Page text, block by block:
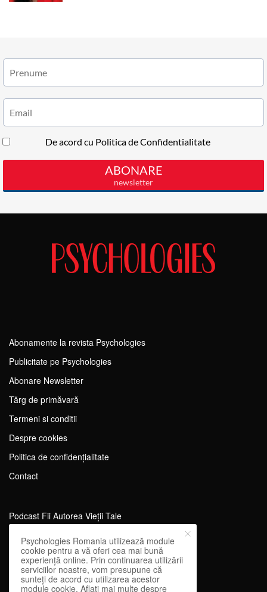
Abonamente la revista Psychologies
Publicitate pe Psychologies
Abonare Newsletter
Tărg de primăvară
Termeni si conditii
Despre cookies
Politica de confidențialitate
Contact
Podcast Fii Autorea Vieții Tale
Evenimente Fii Autoarea Vieții Tale!
SportEdu
Antrenament Mental pentru Sportivi
Psychologies Romania utilizează module
cookie pentru a vă oferi cea mai bună
experiență online. Prin continuarea utilizării
serviciilor noastre, vom presupune că
sunteți de acord cu utilizarea acestor
module cookie. Aflați mai multe despre